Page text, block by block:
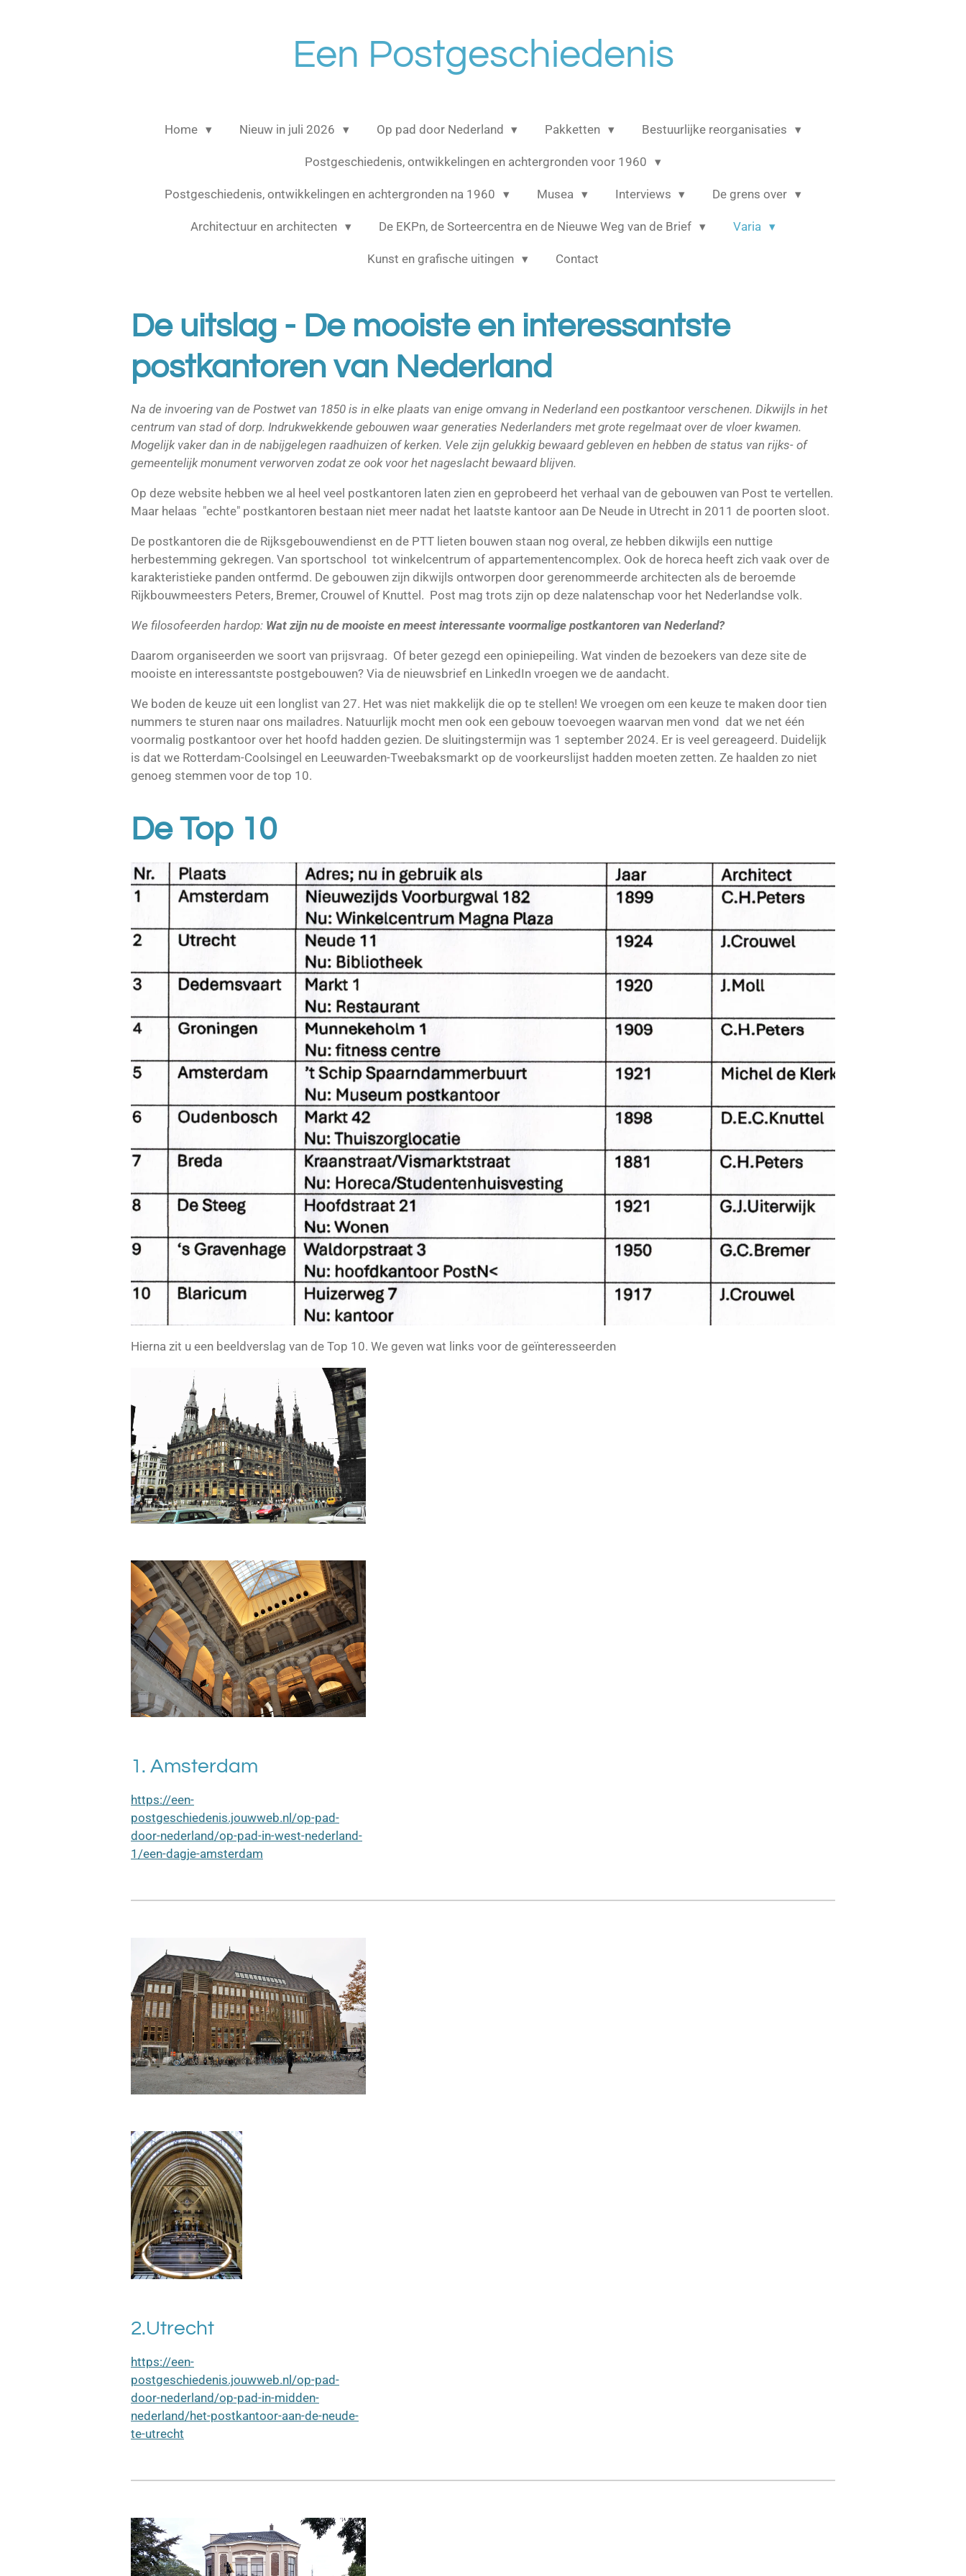
Een Postgeschiedenis
Home Nieuw in juli 2026 Op pad door Nederland Pakketten Bestuurlijke reorganisaties
Postgeschiedenis, ontwikkelingen en achtergronden voor 1960
Postgeschiedenis, ontwikkelingen en achtergronden na 1960 Musea Interviews De grens over
Architectuur en architecten De EKPn, de Sorteercentra en de Nieuwe Weg van de Brief Varia
Kunst en grafische uitingen Contact
De uitslag - De mooiste en interessantste
postkantoren van Nederland
Na de invoering van de Postwet van 1850 is in elke plaats van enige omvang in Nederland een postkantoor verschenen. Dikwijls in het
centrum van stad of dorp. Indrukwekkende gebouwen waar generaties Nederlanders met grote regelmaat over de vloer kwamen.
Mogelijk vaker dan in de nabijgelegen raadhuizen of kerken. Vele zijn gelukkig bewaard gebleven en hebben de status van rijks- of
gemeentelijk monument verworven zodat ze ook voor het nageslacht bewaard blijven.
Op deze website hebben we al heel veel postkantoren laten zien en geprobeerd het verhaal van de gebouwen van Post te vertellen.
Maar helaas "echte" postkantoren bestaan niet meer nadat het laatste kantoor aan De Neude in Utrecht in 2011 de poorten sloot.
De postkantoren die de Rijksgebouwendienst en de PTT lieten bouwen staan nog overal, ze hebben dikwijls een nuttige
herbestemming gekregen. Van sportschool tot winkelcentrum of appartementencomplex. Ook de horeca heeft zich vaak over de
karakteristieke panden ontfermd. De gebouwen zijn dikwijls ontworpen door gerenommeerde architecten als de beroemde
Rijkbouwmeesters Peters, Bremer, Crouwel of Knuttel. Post mag trots zijn op deze nalatenschap voor het Nederlandse volk.
We filosofeerden hardop: Wat zijn nu de mooiste en meest interessante voormalige postkantoren van Nederland?
Daarom organiseerden we soort van prijsvraag. Of beter gezegd een opiniepeiling. Wat vinden de bezoekers van deze site de
mooiste en interessantste postgebouwen? Via de nieuwsbrief en LinkedIn vroegen we de aandacht.
We boden de keuze uit een longlist van 27. Het was niet makkelijk die op te stellen! We vroegen om een keuze te maken door tien
nummers te sturen naar ons mailadres. Natuurlijk mocht men ook een gebouw toevoegen waarvan men vond dat we net één
voormalig postkantoor over het hoofd hadden gezien. De sluitingstermijn was 1 september 2024. Er is veel gereageerd. Duidelijk
is dat we Rotterdam-Coolsingel en Leeuwarden-Tweebaksmarkt op de voorkeurslijst hadden moeten zetten. Ze haalden zo niet
genoeg stemmen voor de top 10.
De Top 10
Hierna zit u een beeldverslag van de Top 10. We geven wat links voor de geïnteresseerden
1. Amsterdam
https://een-
postgeschiedenis.jouwweb.nl/op-pad-
door-nederland/op-pad-in-west-nederland-
1/een-dagje-amsterdam
2.Utrecht
https://een-
postgeschiedenis.jouwweb.nl/op-pad-
door-nederland/op-pad-in-midden-
nederland/het-postkantoor-aan-de-neude-
te-utrecht